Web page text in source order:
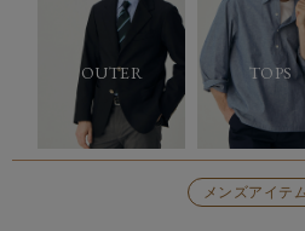
OUTER TOPS
メンズアイテ